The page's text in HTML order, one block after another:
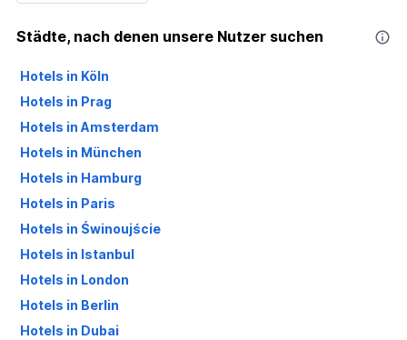
Städte, nach denen unsere Nutzer suchen
Hotels in Köln
Hotels in Prag
Hotels in Amsterdam
Hotels in München
Hotels in Hamburg
Hotels in Paris
Hotels in Świnoujście
Hotels in Istanbul
Hotels in London
Hotels in Berlin
Hotels in Dubai